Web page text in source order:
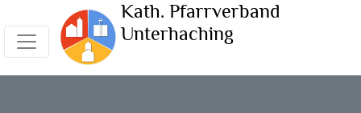
Kath. Pfarrverband
Unterhaching